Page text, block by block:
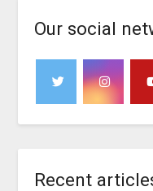
Our social
Recent